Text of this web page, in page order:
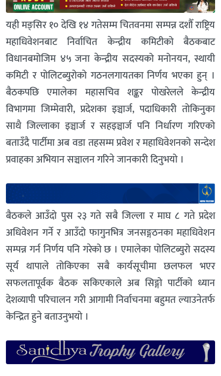
यही मङ्सिर १० देखि १४ गतेसम्म चितवनमा सम्पन्न दशौँ राष्ट्रिय
महाधिवेशनबाट निर्वाचित केन्द्रीय कमिटीको बैठकबाट
विधानबमोजिम ४५ जना केन्द्रीय सदस्यको मनोनयन, स्थायी
कमिटी र पोलिटब्युरोको गठनलगायतका निर्णय भएका हुन् ।
बैठकपछि एमालेका महासचिव शङ्कर पोखरेलले केन्द्रीय
विभागमा जिम्मेवारी, प्रदेशका इञ्चार्ज, पदाधिकारी तोकिनुका
साथै जिल्लाका इञ्चार्ज र सहइञ्चार्ज पनि निर्धारण गरिएको
बताउँदै पार्टीमा अब वडा तहसम्म प्रवेश र महाधिवेशनको सन्देश
प्रवाहका अभियान सञ्चालन गरिने जानकारी दिनुभयो ।
बैठकले आउँदो पुस २३ गते सबै जिल्ला र माघ ८ गते प्रदेश
अधिवेशन गर्ने र आउँदो फागुनभित्र जनसङ्गठनका महाधिवेशन
सम्पन्न गर्न निर्णय पनि गरेको छ । एमालेका पोलिटब्युरो सदस्य
सूर्य थापाले तोकिएका सबै कार्यसूचीमा छलफल भएर
सफलतापूर्वक बैठक सकिएकाले अब सिङ्गो पार्टीको ध्यान
देशव्यापी परिचालन गरी आगामी निर्वाचनमा बहुमत ल्याउनेतर्फ
केन्द्रित हुने बताउनुभयो ।